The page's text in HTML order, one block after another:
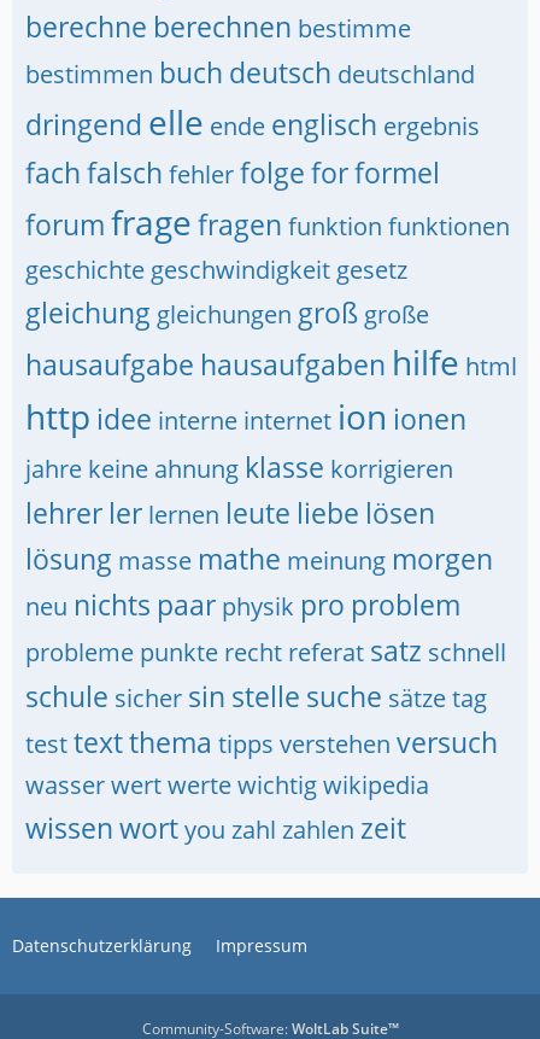
berechne berechnen bestimme
bestimmen buch deutsch deutschland
dringend elle ende englisch ergebnis
fachfalsch fehlerfolgeforformel
forumfragefragen funktion funktionen
geschichte geschwindigkeit gesetz
gleichung gleichungen groß große
hausaufgabe hausaufgaben hilfe html
http idee interne internet ion ionen
jahre keine ahnung klasse korrigieren
lehrer ler lernen leute liebe lösen
lösung masse mathe meinung morgen
neu nichts paar physik pro problem
probleme punkte recht referat satz schnell
schule sicher sin stelle suche sätzetag
testtextthema tipps verstehen versuch
wasserwertwertewichtigwikipedia
wissenwortyou zahl zahlen zeit
Datenschutzerklärung Impressum
Community-Software:WoltLab Suite™